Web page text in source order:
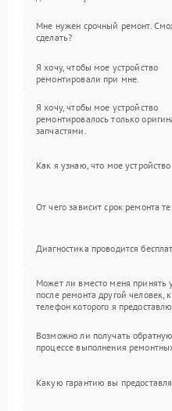
Мне нужен срочный ремонт.
сделать?
Я хочу, чтобы мое устройство
ремонтировали при мне.
Я хочу, чтобы мое устройство
ремонтировалось только
запчастями.
Как я узнаю, что мое устройство
От чего зависит срок ремонта
Диагностика проводится
Может ли вместо меня принять
после ремонта другой человек,
телефон которого я
Возможно ли получать
процессе выполнения
Какую гарантию вы